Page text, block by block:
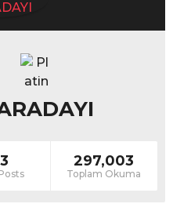
297,003
Toplam Okuma